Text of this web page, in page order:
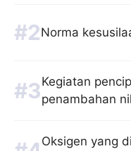
Norma
Kegiatan
penambahan
Oksigen yang